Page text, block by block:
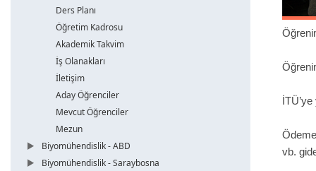
Ders Planı
Öğretim Kadrosu
Akademik Takvim
İş Olanakları
İletişim
Aday Öğrenciler
Mevcut Öğrenciler
Mezun
Biyomühendislik - ABD
Biyomühendislik - Saraybosna
vb.